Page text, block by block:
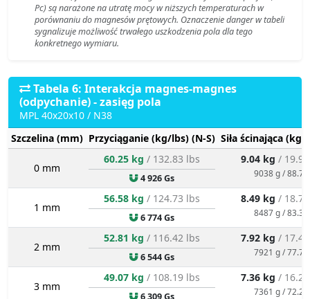
Pc) są narażone na utratę mocy w niższych temperaturach w
porównaniu do magnesów prętowych. Oznaczenie danger w tabeli
sygnalizuje możliwość trwałego uszkodzenia pola dla tego
konkretnego wymiaru.
Tabela 6: Interakcja magnes-magnes
(odpychanie) - zasięg pola
MPL 40x20x10 / N38
Szczelina (mm) Przyciąganie (kg/lbs) (N-S) Siła ścinająca
0 mm
60.25 kg / 132.83 lbs
4 926 Gs
9.04 kg /
9038 g / 88.7
1 mm
56.58 kg / 124.73 lbs
6 774 Gs
8.49 kg /
8487 g / 83.3
2 mm
52.81 kg / 116.42 lbs
6 544 Gs
7.92 kg /
7921 g / 77.7
3 mm
49.07 kg / 108.19 lbs
6 309 Gs
7.36 kg /
7361 g / 72.2